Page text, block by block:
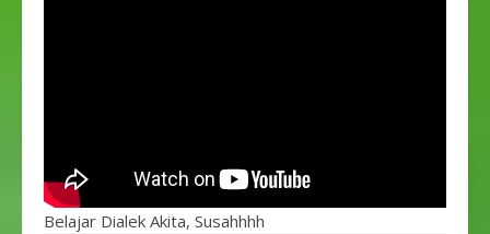
Belajar Dialek Akita, Susahhhh